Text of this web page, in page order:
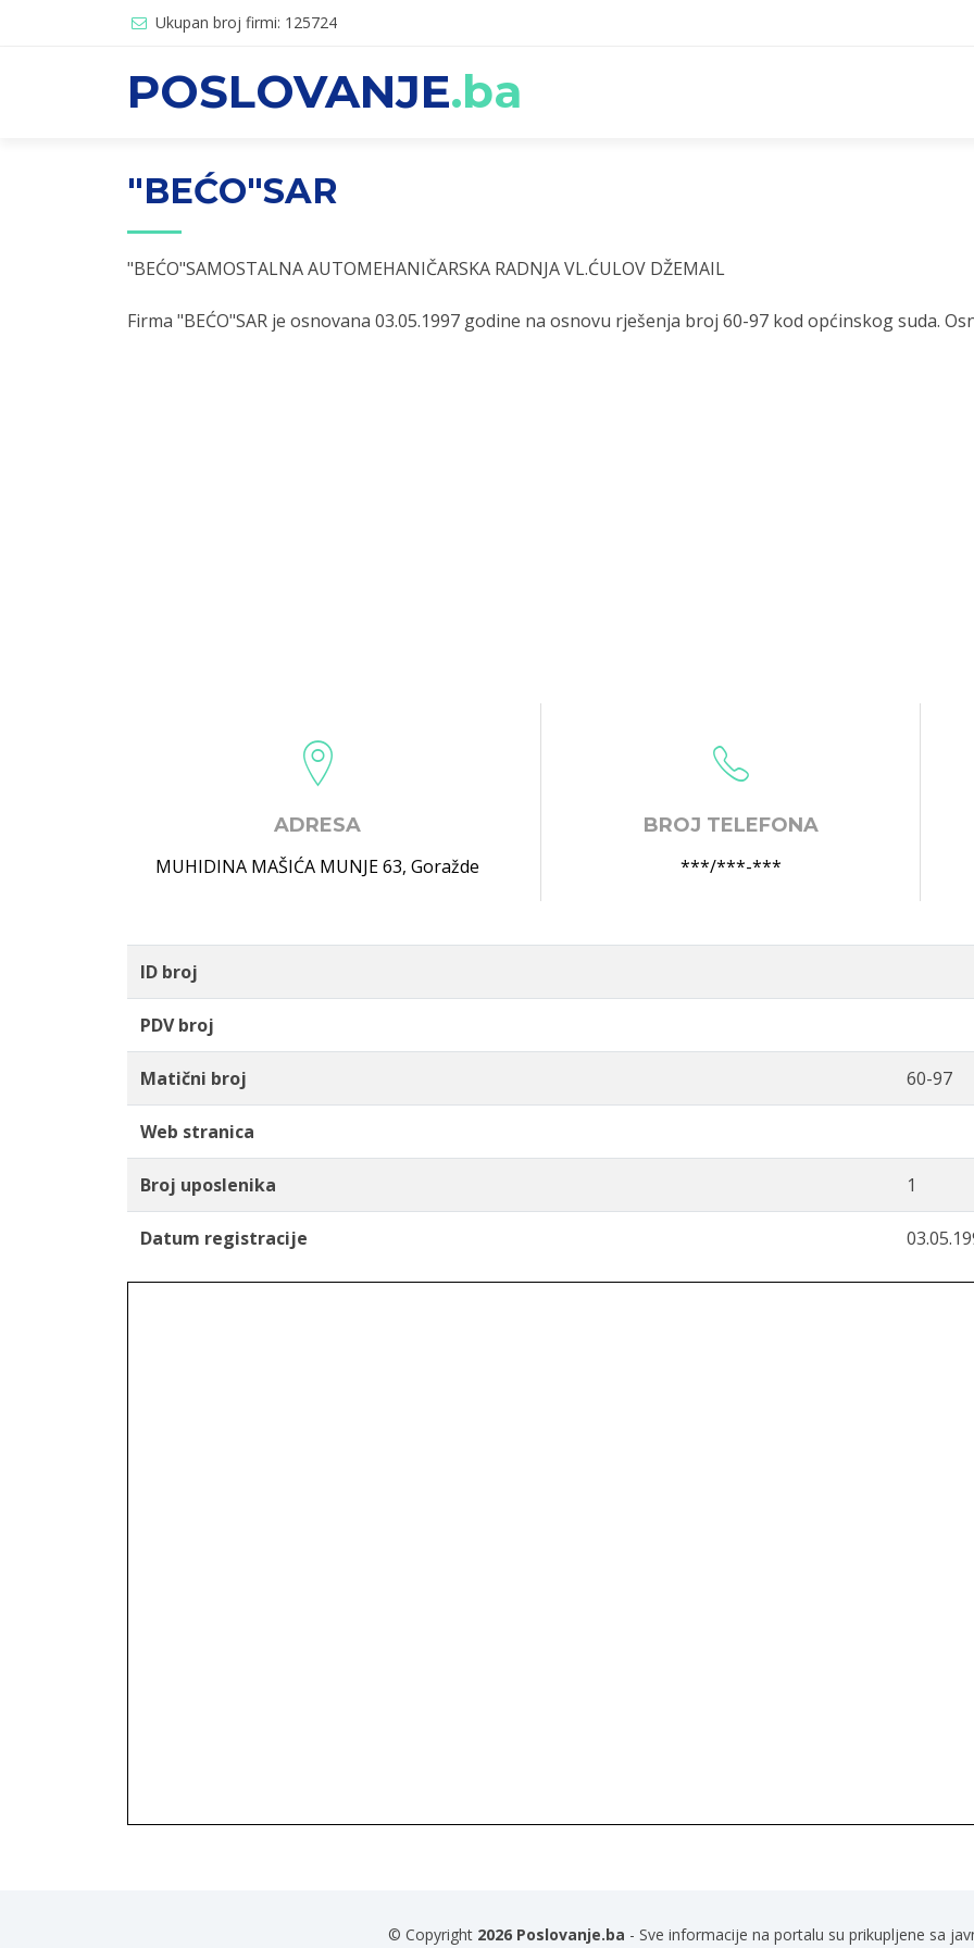
Ukupan broj firmi: 125724
POSLOVANJE.ba
"BEĆO"SAR
"BEĆO"SAMOSTALNA AUTOMEHANIČARSKA RADNJA VL.ĆULOV DŽEMAIL
Firma "BEĆO"SAR je osnovana 03.05.1997 godine na osnovu rješenja broj 60-97 kod općinskog suda.
ADRESA
MUHIDINA MAŠIĆA MUNJE 63, Goražde
BROJ TELEFONA
***/***-***
ID broj
PDV broj
Matični broj 60-97
Web stranica
Broj uposlenika 1
Datum registracije
© Copyright 2026 Poslovanje.ba - Sve informacije na portalu su prikupljene sa